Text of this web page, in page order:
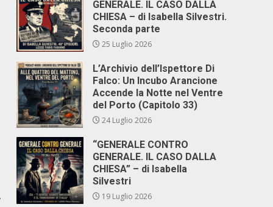
GENERALE. IL CASO DALLA
CHIESA – di Isabella Silvestri.
Seconda parte
25 Luglio 2026
L’Archivio dell’Ispettore Di
Falco: Un Incubo Arancione
Accende la Notte nel Ventre
del Porto (Capitolo 33)
24 Luglio 2026
“GENERALE CONTRO
GENERALE. IL CASO DALLA
CHIESA” – di Isabella
Silvestri
19 Luglio 2026